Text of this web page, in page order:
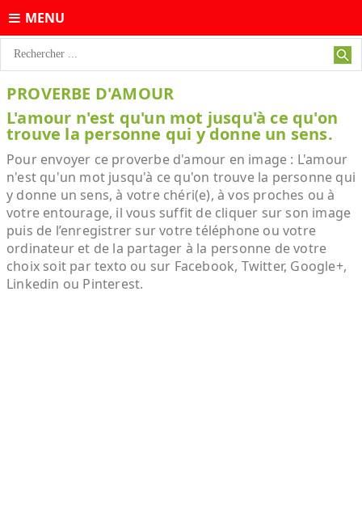
MENU
PROVERBE D'AMOUR
L'amour n'est qu'un mot jusqu'à ce qu'on
trouve la personne qui y donne un sens.
Pour envoyer ce proverbe d'amour en image : L'amour
n'est qu'un mot jusqu'à ce qu'on trouve la personne qui
y donne un sens, à votre chéri(e), à vos proches ou à
votre entourage, il vous suffit de cliquer sur son image
puis de l’enregistrer sur votre téléphone ou votre
ordinateur et de la partager à la personne de votre
choix soit par texto ou sur Facebook, Twitter, Google+,
Linkedin ou Pinterest.